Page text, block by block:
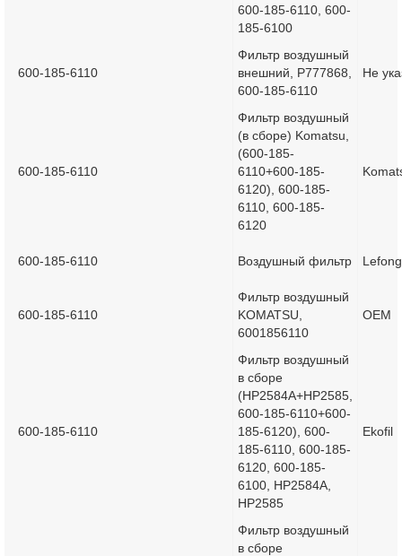
600-185-6110, 600-
185-6100
600-185-6110
Фильтр воздушный
внешний, P777868,
600-185-6110
Не
600-185-6110
Фильтр воздушный
(в сборе) Komatsu,
(600-185-
6110+600-185-
6120), 600-185-
6110, 600-185-
6120
600-185-6110 Воздушный фильтр Lefong
600-185-6110
Фильтр воздушный
KOMATSU,
6001856110
OEM
600-185-6110
Фильтр воздушный
в сборе
(HP2584A+HP2585,
600-185-6110+600-
185-6120), 600-
185-6110, 600-185-
6120, 600-185-
6100, HP2584A,
HP2585
Ekofil
Фильтр воздушный
в сборе